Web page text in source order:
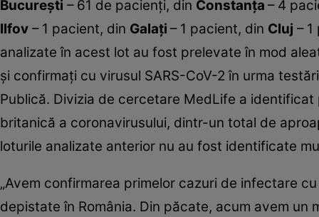
Bucureşti – 61 de pacienţi, din Constanţa – 4
Ilfov – 1 pacient, din Galaţi – 1 pacient, din Cluj –
analizate în acest lot au fost prelevate în mod
şi confirmaţi cu virusul SARS-CoV-2 în urma
Publică. Divizia de cercetare MedLife a
britanică a coronavirusului, dintr-un total de
loturile analizate anterior nu au fost identificate
„Avem confirmarea primelor cazuri de infectare
depistate în România. Din păcate, acum avem